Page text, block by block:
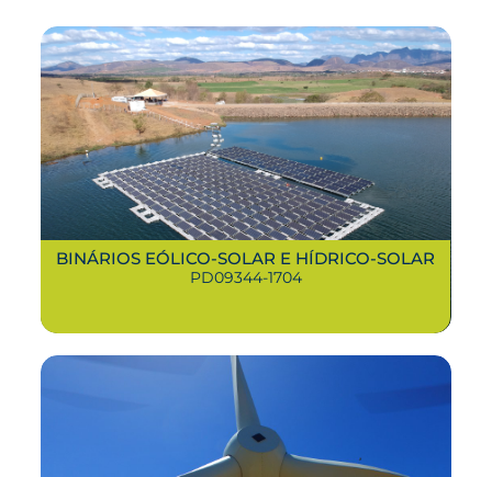
BINÁRIOS EÓLICO-SOLAR E HÍDRICO-SOLAR
PD09344-1704